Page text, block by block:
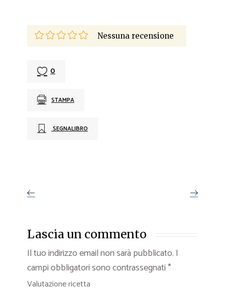
Nessuna recensione
0
STAMPA
SEGNALIBRO
Lascia un commento
Il tuo indirizzo email non sarà pubblicato. I
campi obbligatori sono contrassegnati*
Valutazione ricetta